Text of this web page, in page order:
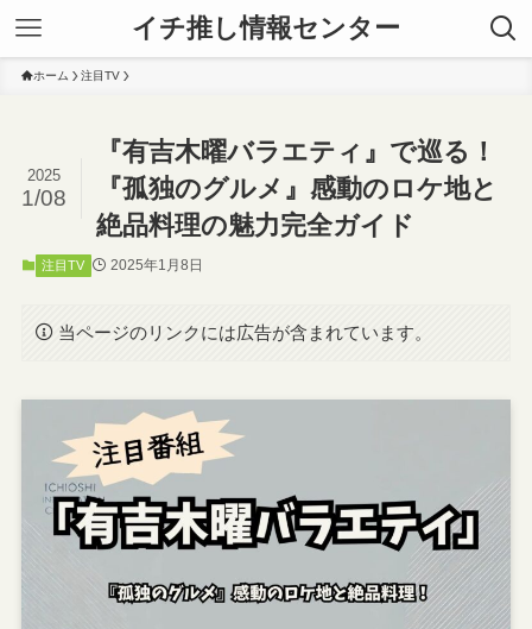
イチ推し情報センター
ホーム 注目TV
『有吉木曜バラエティ』で巡る！
『孤独のグルメ』感動のロケ地と
絶品料理の魅力完全ガイド
2025
1/08
注目TV 2025年1月8日
当ページのリンクには広告が含まれています。